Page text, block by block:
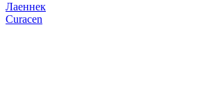
Лаеннек
Curacen